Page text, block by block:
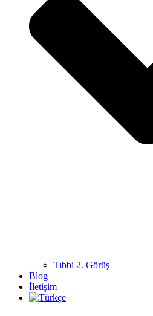
Tıbbi 2. Görüş
Blog
İletişim